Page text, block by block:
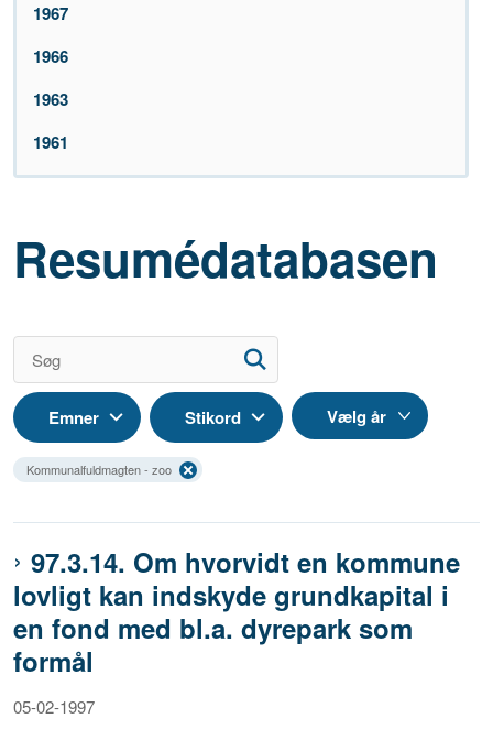
1967
1966
1963
1961
Resumédatabasen
Emner Stikord
Kommunalfuldmagten - zoo
97.3.14. Om hvorvidt en kommune
lovligt kan indskyde grundkapital i
en fond med bl.a. dyrepark som
formål
05-02-1997